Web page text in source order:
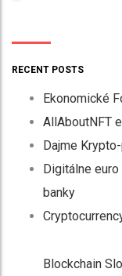
RECENT POSTS
Ekonomické
AllAboutNFT
Dajme
Digitálne
banky
Blockchain